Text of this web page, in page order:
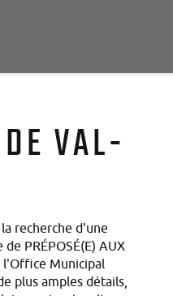
VAL-
recherche d'une
PRÉPOSÉ(E) AUX
l'Office Municipal
plus amples détails,